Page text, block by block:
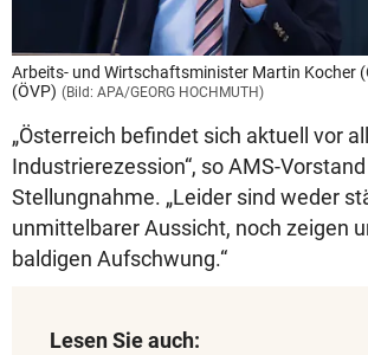
Arbeits- und Wirtschaftsminister Martin Kocher
(ÖVP) (Bild: APA/GEORG HOCHMUTH)
„Österreich befindet sich aktuell vor
Industrierezession“, so AMS-
Stellungnahme. „Leider sind weder
unmittelbarer Aussicht, noch zeigen
baldigen Aufschwung.“
Lesen Sie auch: